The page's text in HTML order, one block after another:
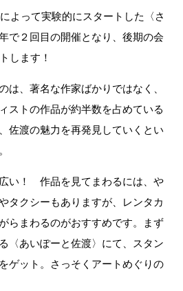
よって実験的にスタートした〈さ
で２回目の開催となり、後期の会
します！
は、著名な作家ばかりではなく、
ストの作品が約半数を占めている
佐渡の魅力を再発見していくとい
い！ 作品を見てまわるには、や
タクシーもありますが、レンタカ
らまわるのがおすすめです。まず
〈あいぽーと佐渡〉にて、スタン
ゲット。さっそくアートめぐりの